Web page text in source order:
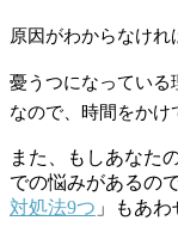
原因がわからなけれ
憂うつになっている
なので、時間をかけ
また、もしあなた
での悩みがあるの
対処法9つ 」もあ